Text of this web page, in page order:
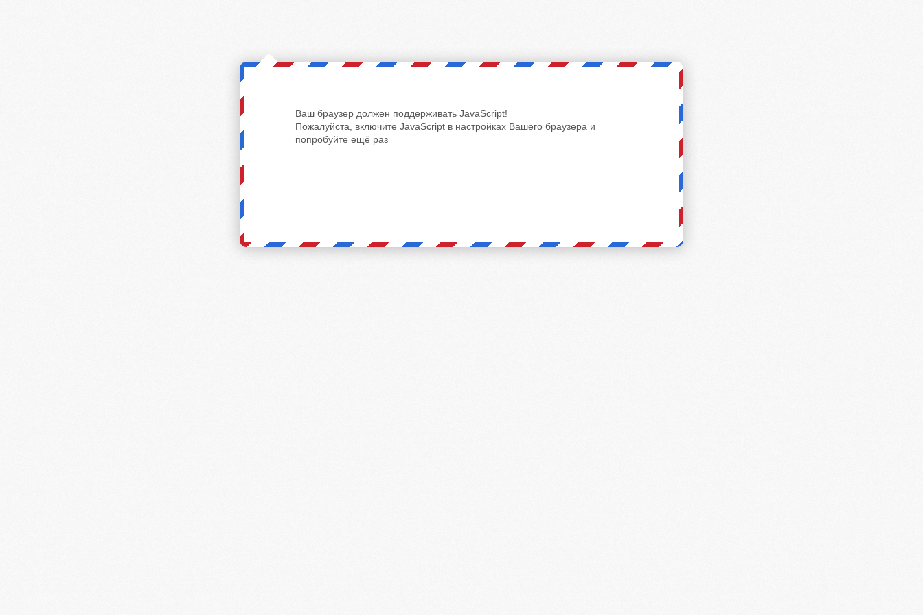
Ваш браузер должен поддерживать JavaScript!
Пожалуйста, включите JavaScript в настройках Вашего браузера и
попробуйте ещё раз